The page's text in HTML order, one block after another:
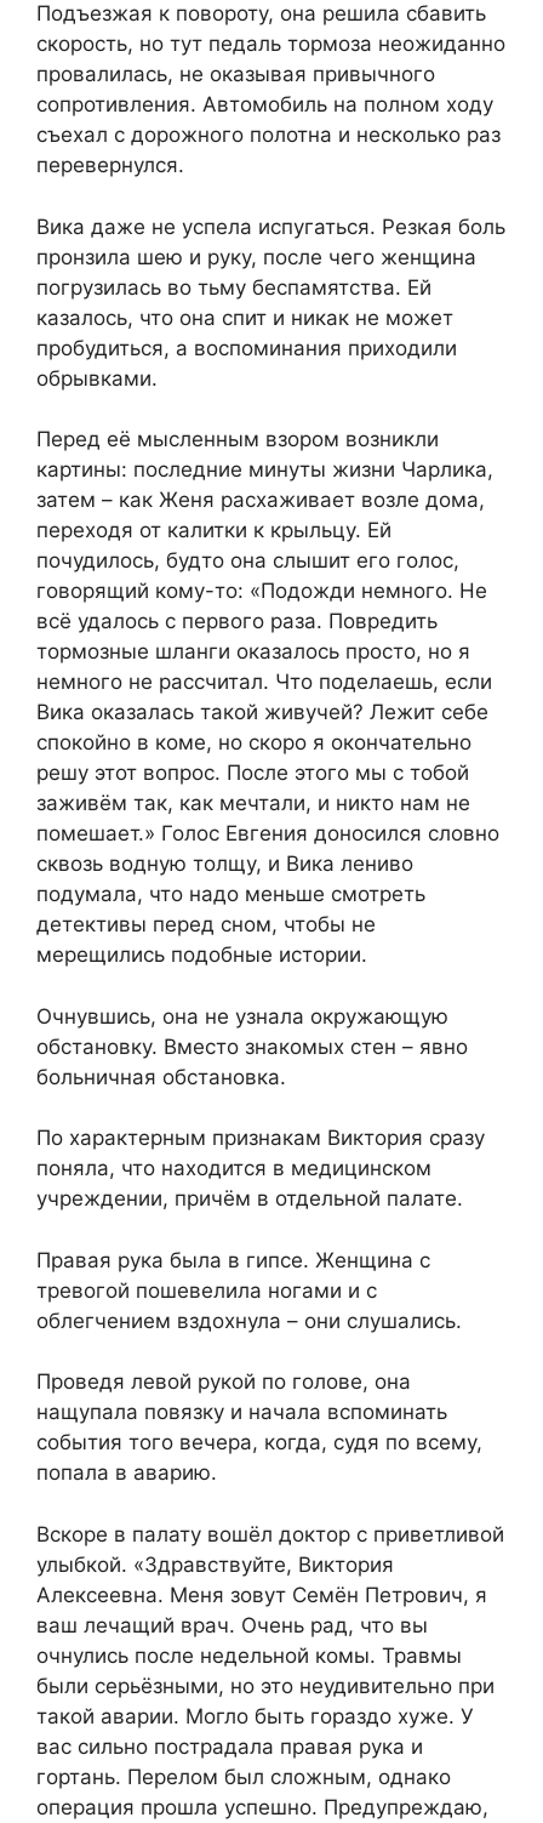
Подъезжая к повороту, она решила сбавить
скорость, но тут педаль тормоза неожиданно
провалилась, не оказывая привычного
сопротивления. Автомобиль на полном ходу
съехал с дорожного полотна и несколько раз
перевернулся.
Вика даже не успела испугаться. Резкая боль
пронзила шею и руку, после чего женщина
погрузилась во тьму беспамятства. Ей
казалось, что она спит и никак не может
пробудиться, а воспоминания приходили
обрывками.
Перед её мысленным взором возникли
картины: последние минуты жизни Чарлика,
затем – как Женя расхаживает возле дома,
переходя от калитки к крыльцу. Ей
почудилось, будто она слышит его голос,
говорящий кому-то: «Подожди немного. Не
всё удалось с первого раза. Повредить
тормозные шланги оказалось просто, но я
немного не рассчитал. Что поделаешь, если
Вика оказалась такой живучей? Лежит себе
спокойно в коме, но скоро я окончательно
решу этот вопрос. После этого мы с тобой
заживём так, как мечтали, и никто нам не
помешает.» Голос Евгения доносился словно
сквозь водную толщу, и Вика лениво
подумала, что надо меньше смотреть
детективы перед сном, чтобы не
мерещились подобные истории.
Очнувшись, она не узнала окружающую
обстановку. Вместо знакомых стен – явно
больничная обстановка.
По характерным признакам Виктория сразу
поняла, что находится в медицинском
учреждении, причём в отдельной палате.
Правая рука была в гипсе. Женщина с
тревогой пошевелила ногами и с
облегчением вздохнула – они слушались.
Проведя левой рукой по голове, она
нащупала повязку и начала вспоминать
события того вечера, когда, судя по всему,
попала в аварию.
Вскоре в палату вошёл доктор с приветливой
улыбкой. «Здравствуйте, Виктория
Алексеевна. Меня зовут Семён Петрович, я
ваш лечащий врач. Очень рад, что вы
очнулись после недельной комы. Травмы
были серьёзными, но это неудивительно при
такой аварии. Могло быть гораздо хуже. У
вас сильно пострадала правая рука и
гортань. Перелом был сложным, однако
операция прошла успешно. Предупреждаю,